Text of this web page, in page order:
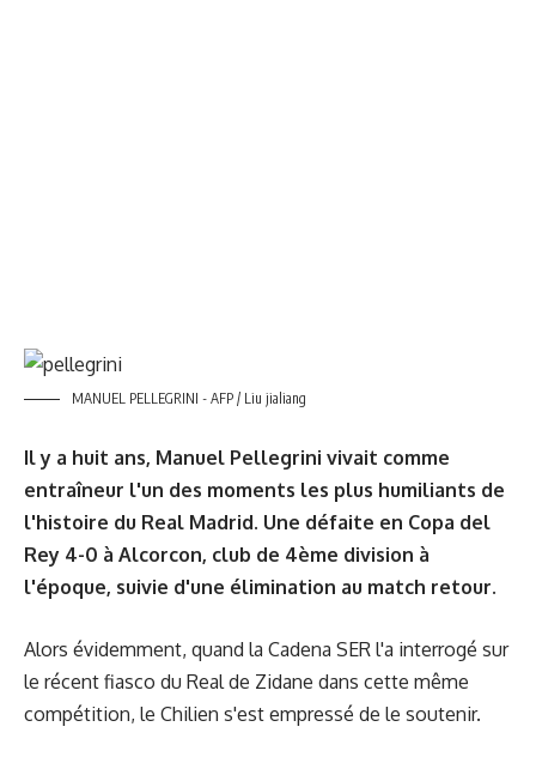
MANUEL PELLEGRINI - AFP / Liu jialiang
Il y a huit ans, Manuel Pellegrini vivait comme
entraîneur l'un des moments les plus humiliants de
l'histoire du Real Madrid. Une défaite en Copa del
Rey 4-0 à Alcorcon, club de 4ème division à
l'époque, suivie d'une élimination au match retour.
Alors évidemment, quand la Cadena SER l'a interrogé sur
le récent fiasco du Real de Zidane dans cette même
compétition, le Chilien s'est empressé de le soutenir.